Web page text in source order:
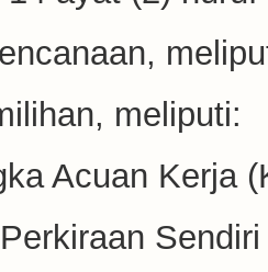
meliputi:
Acuan Kerja